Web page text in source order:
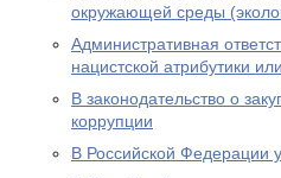
окружающей среды
Административная
нацистской атрибутики
В законодательство о
коррупции
В Российской Федерации